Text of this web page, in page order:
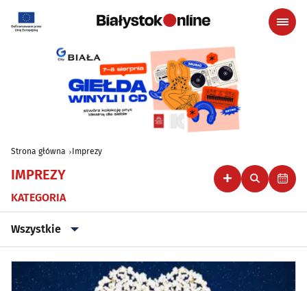
Strona główna Imprezy
IMPREZY
KATEGORIA
Wszystkie
Wszystkie